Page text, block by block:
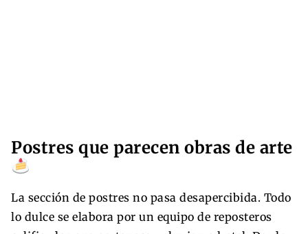
Postres que parecen obras de arte
La sección de postres no pasa desapercibida. Todo
lo dulce se elabora por un equipo de reposteros